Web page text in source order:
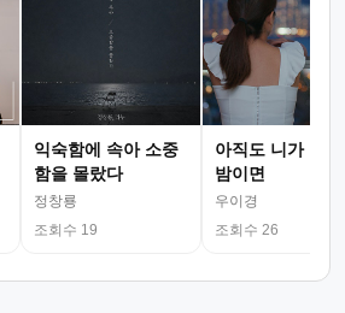
익숙함에 속아 소중
함을 몰랐다
정창룡
조회수 19
아직도 니가 그
밤이면
우이경
조회수 26